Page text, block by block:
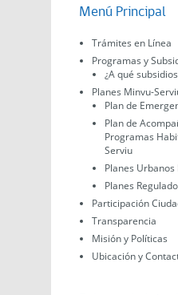
Menú Principal
Trámites en Línea
Programas y
¿A qué
Planes Minvu-
Plan de
Plan de
Programas
Serviu
Planes
Planes
Participación
Transparencia
Misión y Políticas
Ubicación y